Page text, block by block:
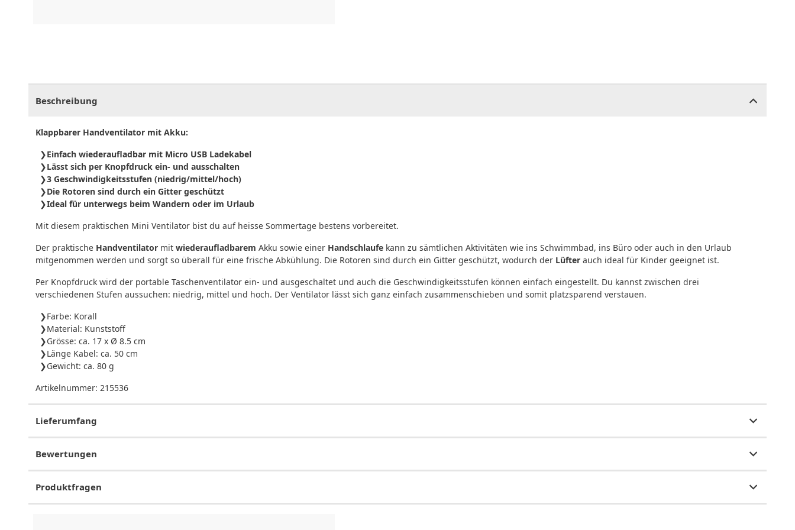
Beschreibung
Klappbarer Handventilator mit Akku:
Einfach wiederaufladbar mit Micro USB Ladekabel
Lässt sich per Knopfdruck ein- und ausschalten
3 Geschwindigkeitsstufen (niedrig/mittel/hoch)
Die Rotoren sind durch ein Gitter geschützt
Ideal für unterwegs beim Wandern oder im Urlaub
Mit diesem praktischen Mini Ventilator bist du auf heisse Sommertage bestens vorbereitet.
Der praktische Handventilator mit wiederaufladbarem Akku sowie einer Handschlaufe kann zu sämtlichen Aktivitäten wie ins Schwimmbad, ins Büro oder auch in den Urlaub
mitgenommen werden und sorgt so überall für eine frische Abkühlung. Die Rotoren sind durch ein Gitter geschützt, wodurch der Lüfter auch ideal für Kinder geeignet ist.
Per Knopfdruck wird der portable Taschenventilator ein- und ausgeschaltet und auch die Geschwindigkeitsstufen können einfach eingestellt. Du kannst zwischen drei
verschiedenen Stufen aussuchen: niedrig, mittel und hoch. Der Ventilator lässt sich ganz einfach zusammenschieben und somit platzsparend verstauen.
Farbe: Korall
Material: Kunststoff
Grösse: ca. 17 x Ø 8.5 cm
Länge Kabel: ca. 50 cm
Gewicht: ca. 80 g
Artikelnummer: 215536
Lieferumfang
Bewertungen
Produktfragen